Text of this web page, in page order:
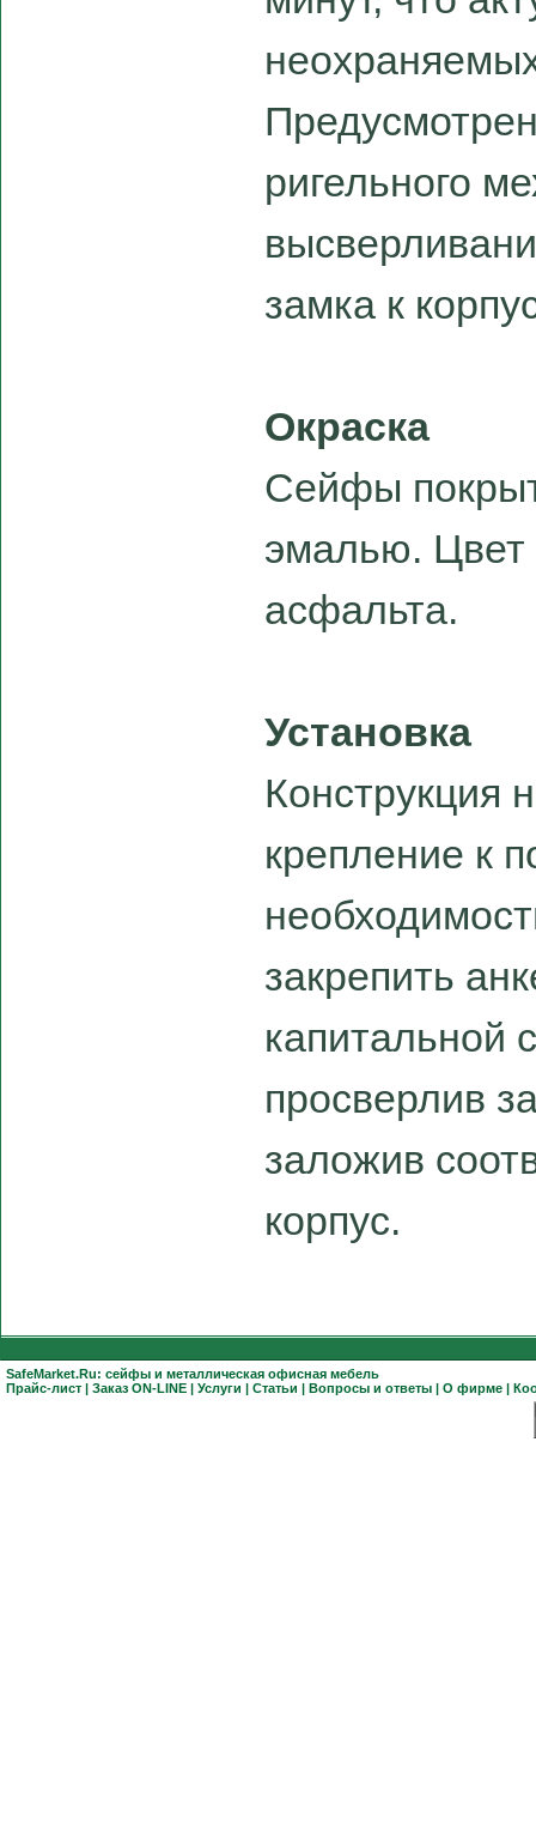
ригельного
замка к
Окраска
Сейфы
эмалью. Цвет
асфальта.
Установка
Конструкция
крепление к
закрепить
капитальной
просверлив
заложив
корпус.
SafeMarket.Ru: сейфы и металлическая офисная мебель
Прайс-лист | Заказ ON-LINE | Услуги | Статьи | Вопросы и ответы | О фирме |